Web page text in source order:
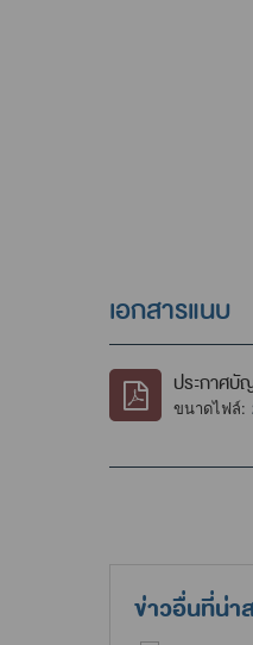
เอกสารแนบ
ประกาศบั
ขนาดไฟล์:
ข่าวอื่นที่น่า